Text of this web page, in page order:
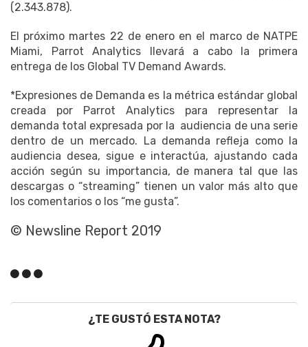
(2.343.878).
El próximo martes 22 de enero en el marco de NATPE
Miami, Parrot Analytics llevará a cabo la primera
entrega de los Global TV Demand Awards.
*Expresiones de Demanda es la métrica estándar global
creada por Parrot Analytics para representar la
demanda total expresada por la audiencia de una serie
dentro de un mercado. La demanda refleja como la
audiencia desea, sigue e interactúa, ajustando cada
acción según su importancia, de manera tal que las
descargas o “streaming” tienen un valor más alto que
los comentarios o los “me gusta”.
© Newsline Report 2019
¿TE GUSTÓ ESTA NOTA?